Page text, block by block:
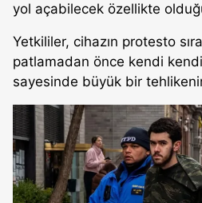
yol açabilecek özellikte
Yetkililer, cihazın protesto
patlamadan önce kendi
sayesinde büyük bir tehlikenin